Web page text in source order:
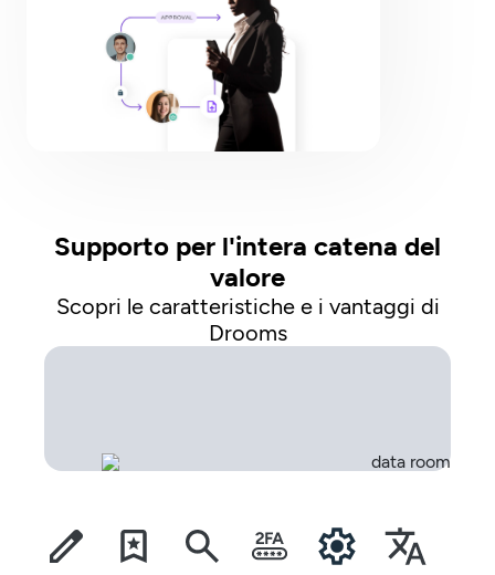
Supporto per l'intera catena del
valore
Scopri le caratteristiche e i vantaggi di
Drooms